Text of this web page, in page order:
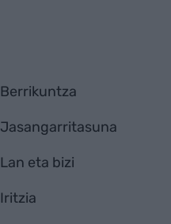
Berrikuntza
Jasangarritasuna
Lan eta bizi
Iritzia